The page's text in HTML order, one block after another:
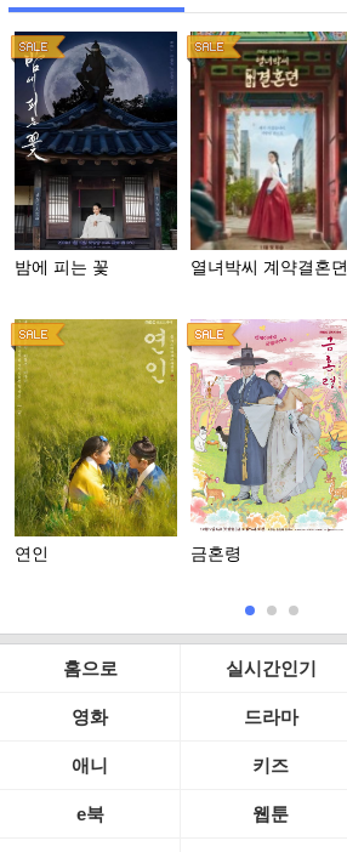
밤에 피는 꽃 열녀박씨 계약결혼뎐
연인 금혼령
홈으로 실시간인기
영화 드라마
애니 키즈
e북 웹툰